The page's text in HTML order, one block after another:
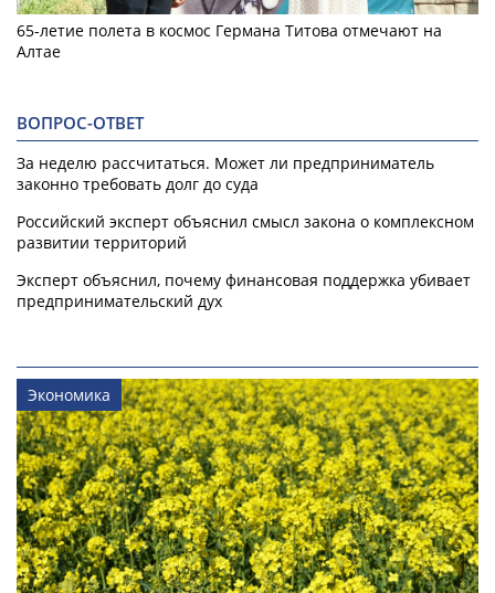
65-летие полета в космос Германа Титова отмечают на
Алтае
ВОПРОС-ОТВЕТ
За неделю рассчитаться. Может ли предприниматель
законно требовать долг до суда
Российский эксперт объяснил смысл закона о комплексном
развитии территорий
Эксперт объяснил, почему финансовая поддержка убивает
предпринимательский дух
Экономика